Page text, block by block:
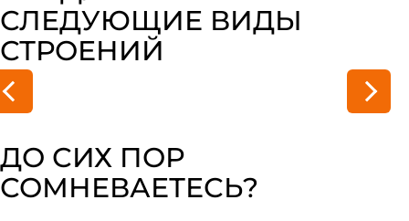
СЛЕДУЮЩИЕ ВИДЫ
СТРОЕНИЙ
Вагон бытовки
ДО СИХ ПОР
СОМНЕВАЕТЕСЬ?